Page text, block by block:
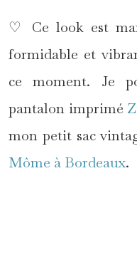
♡ Ce look est
formidable et
ce moment. Je
pantalon imprimé
mon petit sac
Môme à Bordeaux.